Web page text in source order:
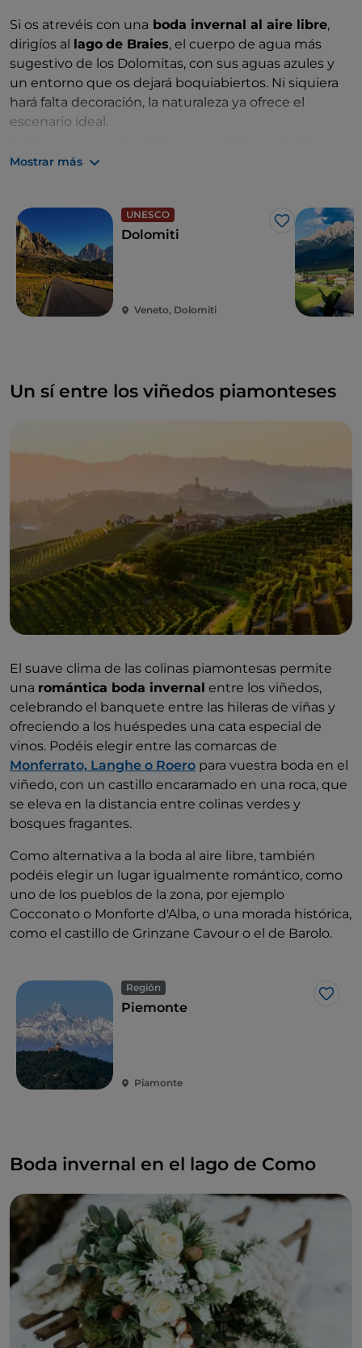
Si os atrevéis con una boda invernal al aire libre,
dirigíos al lago de Braies, el cuerpo de agua más
sugestivo de los Dolomitas, con sus aguas azules y
un entorno que os dejará boquiabiertos. Ni siquiera
hará falta decoración, la naturaleza ya ofrece el
escenario ideal.
Mostrar más
UNESCO
Me gusta
Dolomiti
Veneto, Dolomiti
Un sí entre los viñedos piamonteses
El suave clima de las colinas piamontesas permite
una romántica boda invernal entre los viñedos,
celebrando el banquete entre las hileras de viñas y
ofreciendo a los huéspedes una cata especial de
vinos. Podéis elegir entre las comarcas de
Monferrato, Langhe o Roero para vuestra boda en el
viñedo, con un castillo encaramado en una roca, que
se eleva en la distancia entre colinas verdes y
bosques fragantes.
Como alternativa a la boda al aire libre, también
podéis elegir un lugar igualmente romántico, como
uno de los pueblos de la zona, por ejemplo
Cocconato o Monforte d'Alba, o una morada histórica,
como el castillo de Grinzane Cavour o el de Barolo.
Región
Me
Piemonte
Piamonte
Boda invernal en el lago de Como